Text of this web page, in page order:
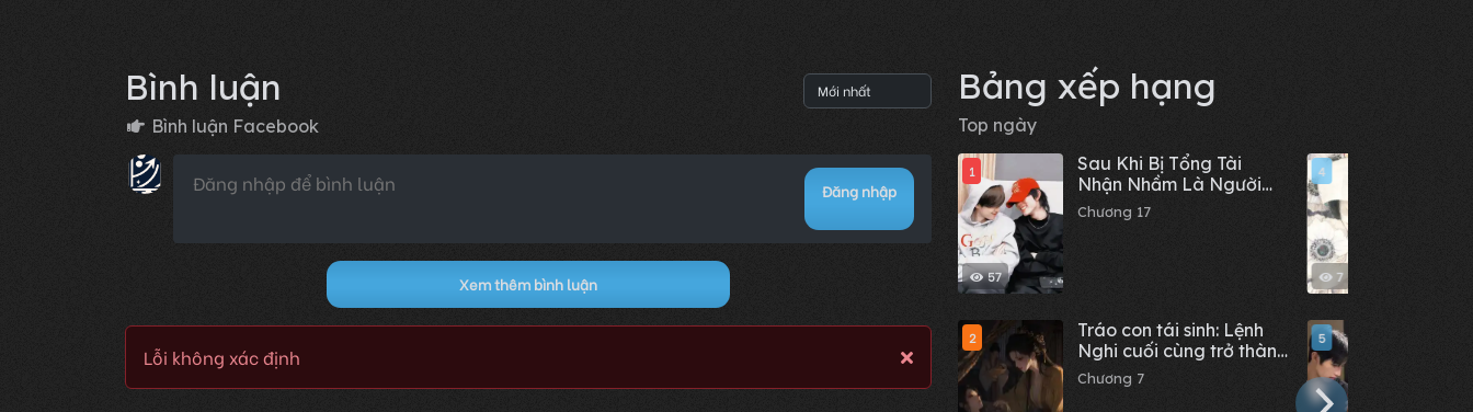
Bình luận
Bình luận Facebook
Đăng nhập
Xem thêm bình luận
Lỗi không xác định
Bảng xếp hạng
Top ngày
57
1
Sau Khi Bị Tổng Tài
Nhận Nhầm Là Người
Yêu Qua Mạng
Chương 17
2
Tráo con tái sinh: Lệnh
Nghi cuối cùng trở thành
Thái tử phi
Chương 7
7
4
5